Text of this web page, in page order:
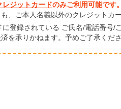
レジットカードのみご利用可能です。
、ご本人名義以外のクレジットカ
登録されている ご氏名/電話番号/
を承りかねます。予めご了承くださ